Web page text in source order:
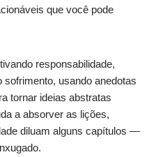
que você pode
responsabilidade,
usando anedotas
tornar ideias abstratas
a absorver as lições,
diluam alguns capítulos —